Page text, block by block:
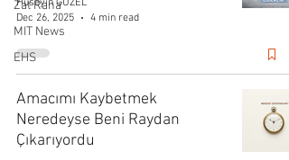
Zat Rana
MIT News
EHS
Hüseyin GÜZEL
Dec 26, 2025
4 min read
Amacımı Kaybetmek
Neredeyse Beni Raydan
Çıkarıyordu